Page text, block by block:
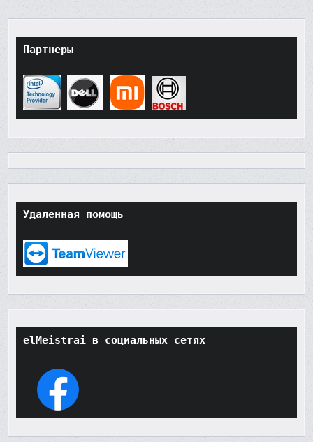
Партнеры
Удаленная помощь
elMeistrai в социальных сетях